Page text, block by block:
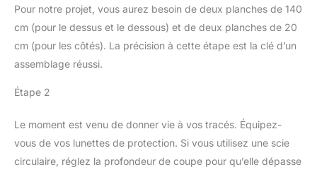
Pour notre projet, vous aurez besoin de deux planches de 140
cm (pour le dessus et le dessous) et de deux planches de 20
cm (pour les côtés). La précision à cette étape est la clé d’un
assemblage réussi.
Étape 2
Le moment est venu de donner vie à vos tracés. Équipez-
vous de vos lunettes de protection. Si vous utilisez une scie
circulaire, réglez la profondeur de coupe pour qu’elle dépasse